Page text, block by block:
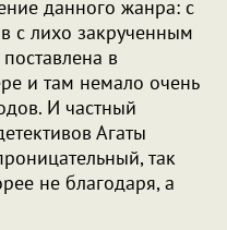
данного жанра: с
с лихо закрученным
в
и там немало очень
И частный
Агаты
так
не благодаря, а